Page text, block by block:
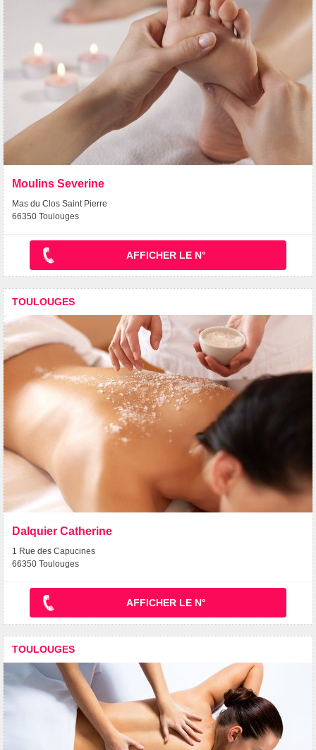
Moulins Severine
Mas du Clos Saint Pierre
66350 Toulouges
AFFICHER LE N°
TOULOUGES
Dalquier Catherine
1 Rue des Capucines
66350 Toulouges
AFFICHER LE N°
TOULOUGES